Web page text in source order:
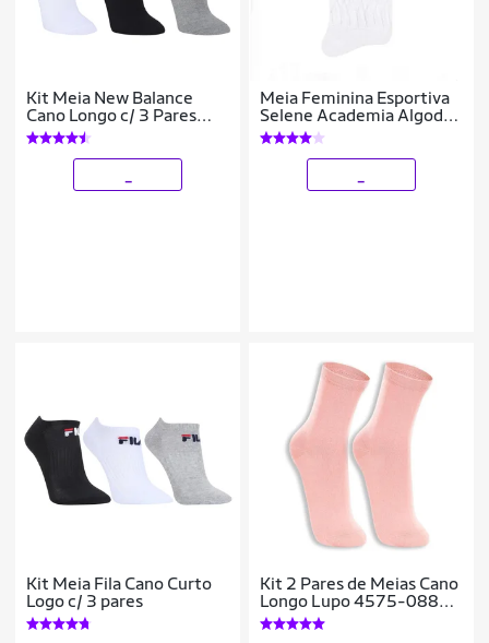
Kit Meia New Balance
Cano Longo c/ 3 Pares
Feminina
Meia Feminina Esportiva
Selene Academia Algodão
Aeróbica Cano Longo Alto
//4900
Kit Meia Fila Cano Curto
Logo c/ 3 pares
Kit 2 Pares de Meias Cano
Longo Lupo 4575-088
Rosa